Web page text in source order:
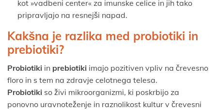
kot »vadbeni center« za imunske celice in jih tako
pripravljajo na resnejši napad.
Kakšna je razlika med probiotiki in
prebiotiki?
Probiotiki in prebiotiki imajo pozitiven vpliv na črevesno
floro in s tem na zdravje celotnega telesa.
Probiotiki so živi mikroorganizmi, ki poskrbijo za
ponovno uravnoteženje in raznolikost kultur v črevesni